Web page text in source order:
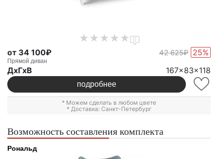
0
от 34 100₽ 42 625₽ 25%
Прямой диван
ДxГxВ 167x83x118
подробнее
* Можем сделать в любом цвете
* Доставка: Санкт-Петербург
Возможность составления комплекта
Рональд